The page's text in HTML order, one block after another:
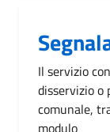
Il servizio
disservizio
comunale,
modulo